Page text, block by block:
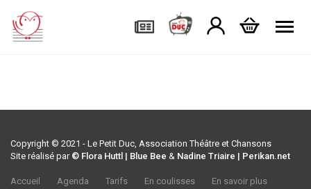
Copyright © 2021 - Le Petit Duc, Association Théâtre et Chansons
Site réalisé par © Flora Huttl | Blue Bee & Nadine Triaire | Perikan.net
Accueil Agenda Tarifs En coulisses
En savoir plus